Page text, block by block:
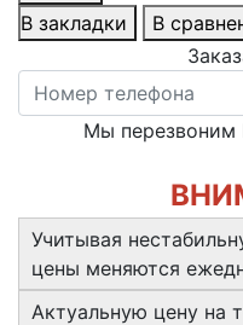
В закладки
В
Мы перезвоним
Учитывая
цены меняются
Актуальную цену на